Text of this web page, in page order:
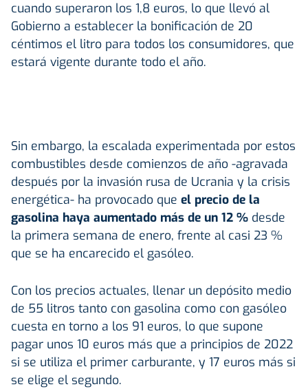
cuando superaron los 1,8 euros, lo que llevó al
Gobierno a establecer la bonificación de 20
céntimos el litro para todos los consumidores, que
estará vigente durante todo el año.
Sin embargo, la escalada experimentada por estos
combustibles desde comienzos de año -agravada
después por la invasión rusa de Ucrania y la crisis
energética- ha provocado que el precio de la
gasolina haya aumentado más de un 12 % desde
la primera semana de enero, frente al casi 23 %
que se ha encarecido el gasóleo.
Con los precios actuales, llenar un depósito medio
de 55 litros tanto con gasolina como con gasóleo
cuesta en torno a los 91 euros, lo que supone
pagar unos 10 euros más que a principios de 2022
si se utiliza el primer carburante, y 17 euros más si
se elige el segundo.